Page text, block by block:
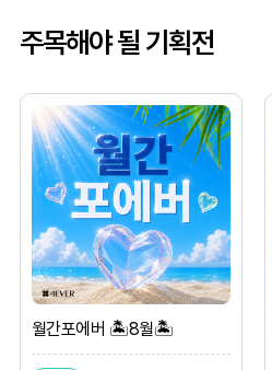
주목해야 될 기획전
월간포에버 🏝️8월🏝️